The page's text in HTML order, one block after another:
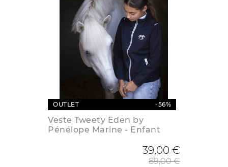
OUTLET -56%
Veste Tweety Eden by
Pénélope Marine - Enfant
39,00 €
89,00 €